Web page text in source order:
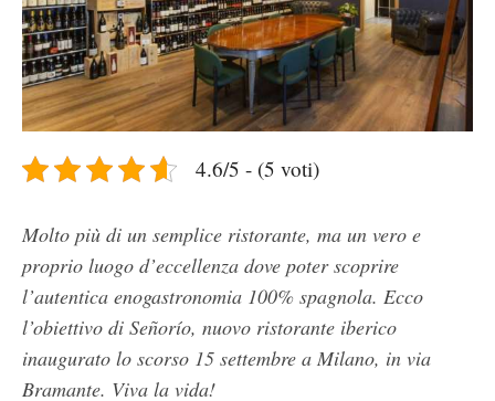
4.6/5 - (5 voti)
Molto più di un semplice ristorante, ma un vero e
proprio luogo d’eccellenza dove poter scoprire
l’autentica enogastronomia 100% spagnola. Ecco
l’obiettivo di Señorío, nuovo ristorante iberico
inaugurato lo scorso 15 settembre a Milano, in via
Bramante. Viva la vida!